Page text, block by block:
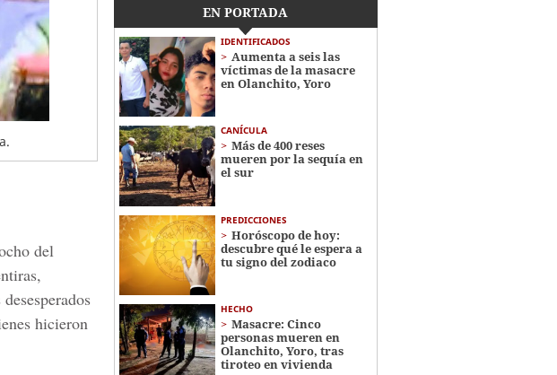
del
hicieron
EN PORTADA
IDENTIFICADOS
Aumenta a seis las
víctimas de la masacre
en Olanchito, Yoro
CANÍCULA
Más de 400 reses
mueren por la sequía en
el sur
PREDICCIONES
Horóscopo de hoy:
descubre qué le espera a
tu signo del zodiaco
HECHO
Masacre: Cinco
personas mueren en
Olanchito, Yoro, tras
tiroteo en vivienda